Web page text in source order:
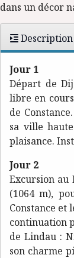
dans un décor
Description
Jour 1
Départ de
libre en
de
sa ville
plaisance.
Jour 2
Excursion au
(1064 m),
Constance et
continuation
de Lindau :
son charme